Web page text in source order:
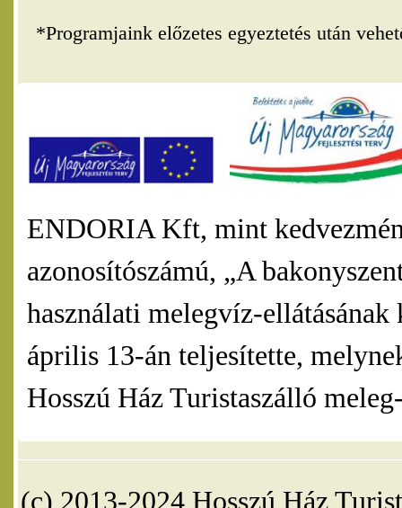
*Programjaink előzetes egyeztetés után
ENDORIA Kft, mint
azonosítószámú, „A
használati melegvíz-
április 13-án teljesítette,
Hosszú Ház Turistaszálló
(c) 2013-2024 Hosszú Ház